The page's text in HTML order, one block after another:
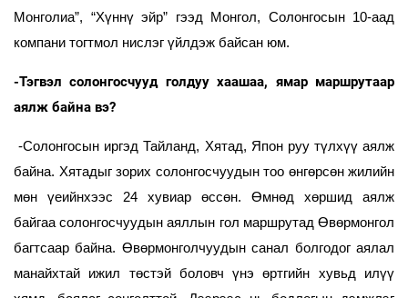
Монголиа”, “Хүннү эйр” гээд Монгол, Солонгосын 10-аад
компани тогтмол нислэг үйлдэж байсан юм.
-Тэгвэл солонгосчууд голдуу хаашаа, ямар маршрутаар
аялж байна вэ?
-Солонгосын иргэд Тайланд, Хятад, Япон руу түлхүү аялж
байна. Хятадыг зорих солонгосчуудын тоо өнгөрсөн жилийн
мөн үеийнхээс 24 хувиар өссөн. Өмнөд хөршид аялж
байгаа солонгосчуудын аяллын гол маршрутад Өвөрмонгол
багтсаар байна. Өвөрмонголчуудын санал болгодог аялал
манайхтай ижил төстэй боловч үнэ өртгийн хувьд илүү